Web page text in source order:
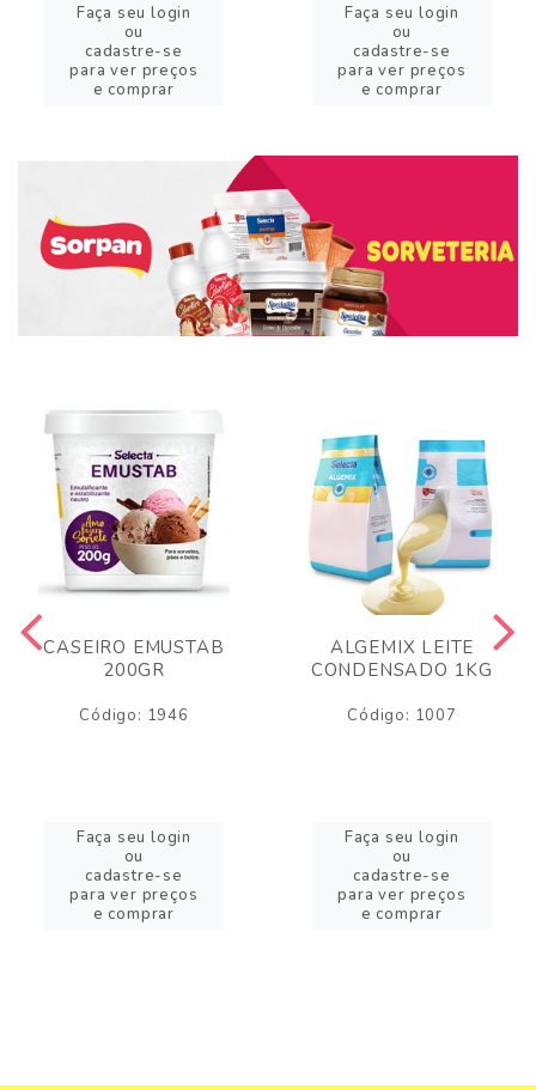
Faça seu login
ou
cadastre-se
para ver preços
e comprar
Faça seu login
ou
cadastre-se
para ver preços
e comprar
CASEIRO EMUSTAB
200GR
Código: 1946
Faça seu login
ou
cadastre-se
para ver preços
e comprar
ALGEMIX LEITE
CONDENSADO 1KG
Código: 1007
Faça seu login
ou
cadastre-se
para ver preços
e comprar